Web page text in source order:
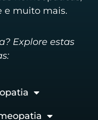
e muito mais.
Explore estas